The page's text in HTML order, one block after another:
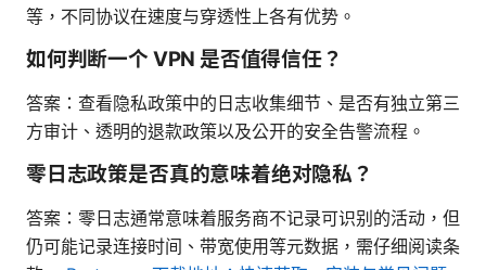
等，不同协议在速度与穿透性上各有优势。
如何判断一个 VPN 是否值得信任？
答案：查看隐私政策中的日志收集细节、是否有独立第三
方审计、透明的退款政策以及公开的安全告警流程。
零日志政策是否真的意味着绝对隐私？
答案：零日志通常意味着服务商不记录可识别的活动，但
仍可能记录连接时间、带宽使用等元数据，需仔细阅读条